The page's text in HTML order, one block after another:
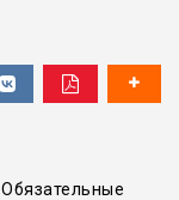
Обязательные